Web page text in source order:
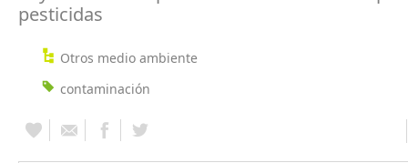
pesticidas
Otros medio ambiente
contaminación